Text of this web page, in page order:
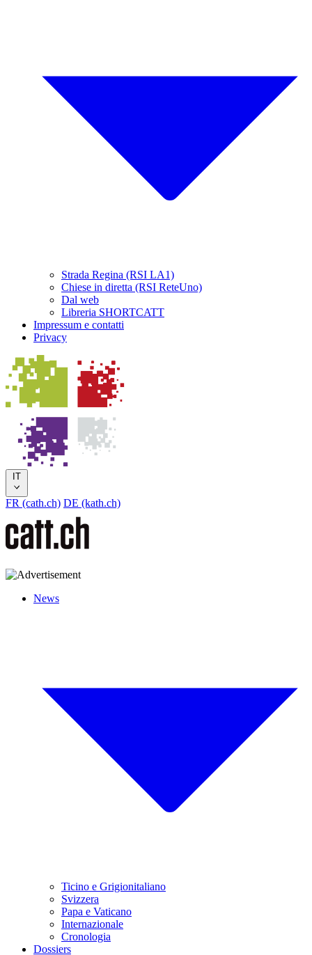
Strada Regina (RSI LA1)
Chiese in diretta (RSI ReteUno)
Dal web
Libreria SHORTCATT
Impressum e contatti
Privacy
IT
FR (cath.ch) DE (kath.ch)
News
Ticino e Grigionitaliano
Svizzera
Papa e Vaticano
Internazionale
Cronologia
Dossiers